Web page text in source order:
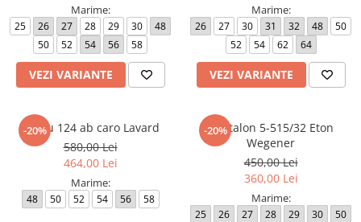
Geci si Scurte
Paltoane
Pardesie
Tricotaje dama
Accesorii dama
Genti dama
Scurte, Paltoane barbati
Pantaloni barbati
Marime:
25 26 27 28 29 30
48
50
52 54 56 58
VEZI VARIANTE
Marime:
26 27 30 31 32 48
50
52
54 62 64
VEZI VARIANTE
-20%
Sacou 124 ab caro Lavard
580,00 Lei
464,00 Lei
Marime:
48 50 52 54 56 58
-20%
Pantalon 5-515/32 Eton
Wegener
450,00 Lei
360,00 Lei
Marime:
25 26 27 28 29 30
50